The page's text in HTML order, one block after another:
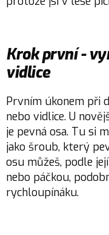
Krok první -
vidlice
Prvním úkonem při
nebo vidlice. U
je pevná osa. Tu si
jako šroub, který
osu můžeš, podle
nebo páčkou,
rychloupínáku.